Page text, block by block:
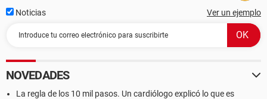
Noticias Ver un ejemplo
NOVEDADES
La regla de los 10 mil pasos. Un cardiólogo explicó lo que es